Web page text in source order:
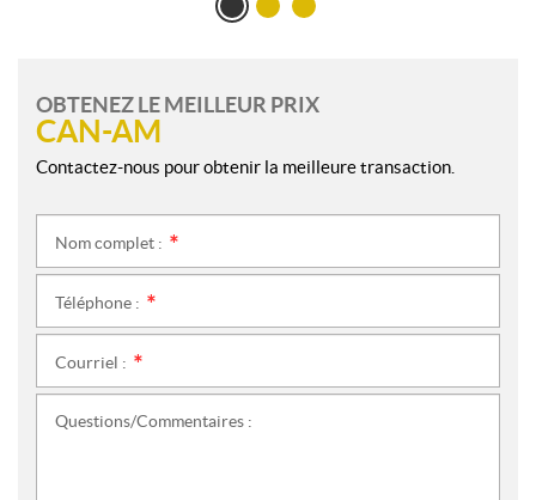
OBTENEZ LE MEILLEUR PRIX
CAN-AM
Contactez-nous pour obtenir la meilleure transaction.
Nom complet :
Téléphone :
Courriel :
Questions/Commentaires :